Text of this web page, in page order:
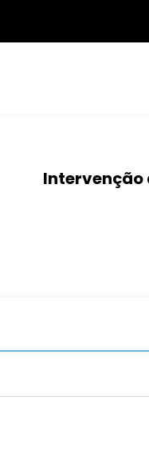
Intervenção